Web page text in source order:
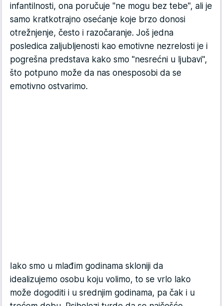
infantilnosti, ona poručuje "ne mogu bez tebe", ali je
samo kratkotrajno osećanje koje brzo donosi
otrežnjenje, često i razočaranje. Još jedna
posledica zaljubljenosti kao emotivne nezrelosti je i
pogrešna predstava kako smo "nesrećni u ljubavi",
što potpuno može da nas onesposobi da se
emotivno ostvarimo.
Iako smo u mlađim godinama skloniji da
idealizujemo osobu koju volimo, to se vrlo lako
može dogoditi i u srednjim godinama, pa čak i u